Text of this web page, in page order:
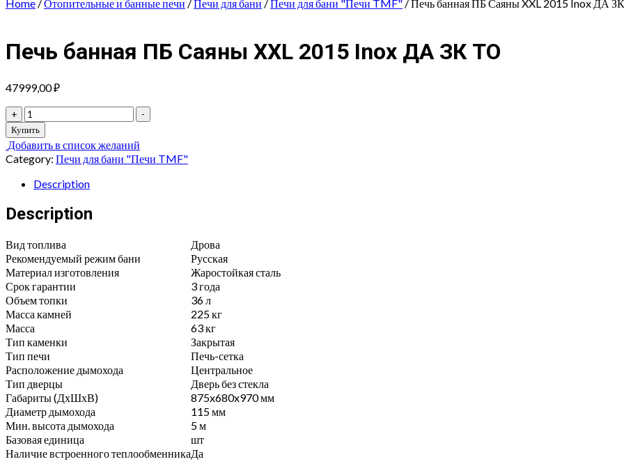
Home /Отопительные и банные печи /Печи для бани /Печи для бани "Печи TMF" / Печь банная ПБ Саяны XXL 2015 Inox ДА
Печь банная ПБ Саяны XXL 2015 Inox ДА ЗК ТО
47999,00₽
+
Печь
банная
ПБ
Саяны
XXL
2015
ДА
ЗК
quantity
-
Купить
Добавить в список желаний
Category: Печи для бани "Печи TMF"
Description
Description
Вид топлива
Дрова
Рекомендуемый режим бани
Русская
Материал изготовления
Жаростойкая сталь
Срок гарантии
3 года
Объем топки
36 л
Масса камней
225 кг
Масса
63 кг
Тип каменки
Закрытая
Тип печи
Печь-сетка
Расположение дымохода
Центральное
Тип дверцы
Дверь без стекла
Габариты (ДхШхВ)
875x680x970 мм
Диаметр дымохода
115 мм
Мин. высота дымохода
5 м
Базовая единица
шт
Наличие встроенного теплообменникаДа